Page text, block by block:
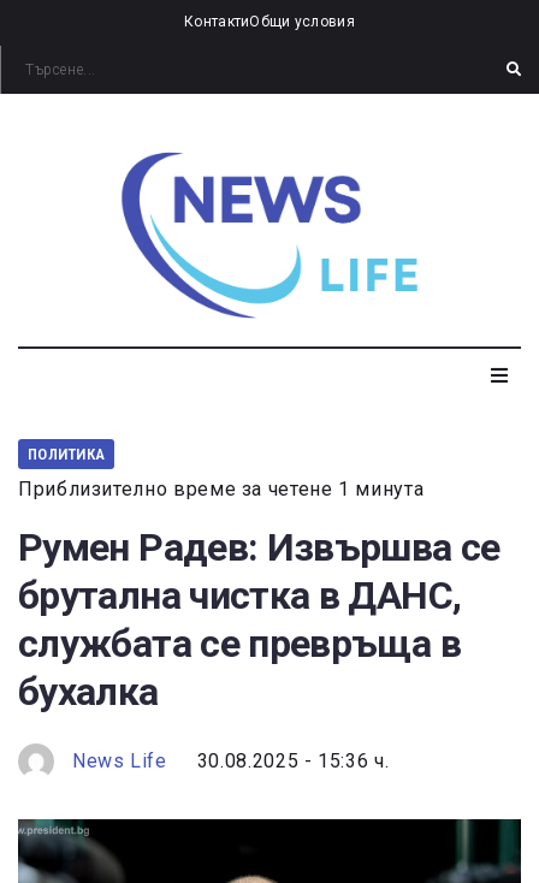
КонтактиОбщи условия
ПОЛИТИКА
Приблизително време за четене 1 минута
Румен Радев: Извършва се
брутална чистка в ДАНС,
службата се превръща в
бухалка
News Life 30.08.2025 - 15:36 ч.